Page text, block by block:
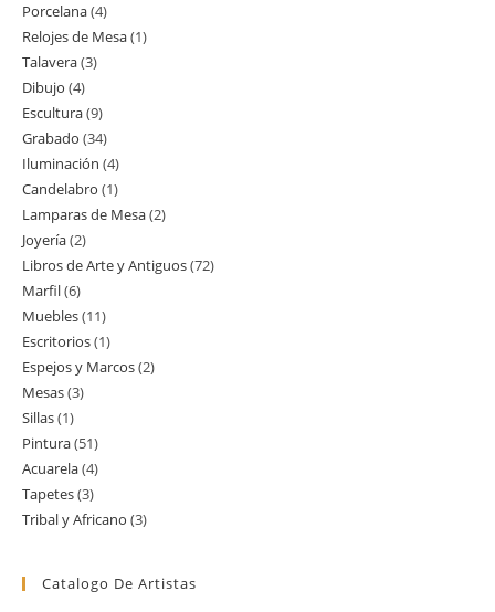
productos
Porcelana 44
productos
Relojes de Mesa 11
Talavera 33
Dibujo 44
productos
Escultura 99
productos
Grabado 3434
productos
Iluminación 44
productos
Candelabro 11
producto
Lamparas de Mesa 22
Joyería 22
productos
Libros de Arte y Antiguos 7272
Marfil 66
productos
Muebles 1111
productos
Escritorios 11
producto
Espejos y Marcos 22
Mesas 33
Sillas 11
producto
Pintura 5151
productos
Acuarela 44
productos
Tapetes 33
productos
Tribal y Africano 33
Catalogo De Artistas